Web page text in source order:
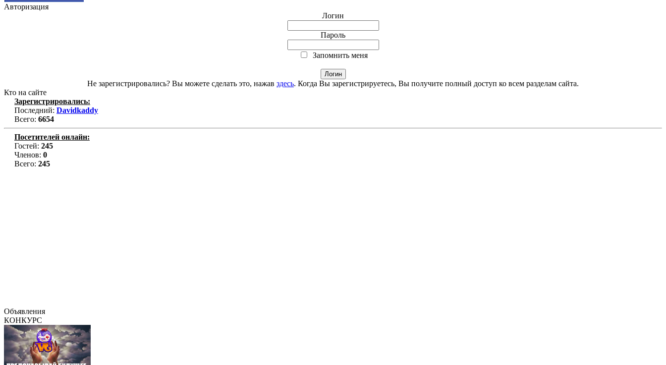
Авторизация
Логин
Пароль
Запомнить меня
Не зарегистрировались? Вы можете сделать это, нажав здесь. Когда Вы зарегистрируетесь, Вы получите полный доступ ко всем разделам сайта.
Кто на сайте
Зарегистрировались:
Последний: Davidkaddy
Всего: 6654
Посетителей онлайн:
Гостей: 245
Членов: 0
Всего: 245
Объявления
КОНКУРС